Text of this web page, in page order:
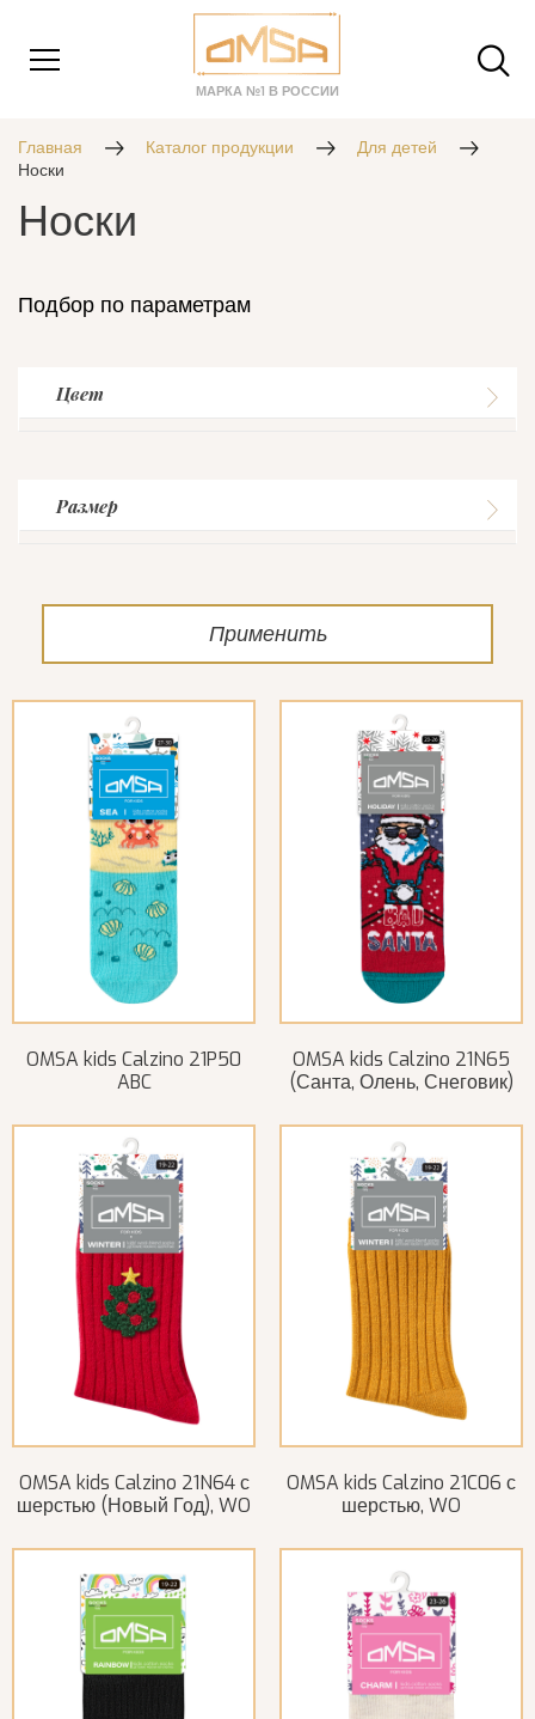
МАРКА №1 В РОССИИ
Главная Каталог продукции
Для детей
Носки
Носки
Подбор по параметрам
Цвет
Размер
Применить
OMSA kids Calzino 21P50
ABC
OMSA kids Calzino 21N65
(Санта, Олень, Снеговик)
OMSA kids Calzino 21N64 с
шерстью (Новый Год), WO
OMSA kids Calzino 21C06 с
шерстью, WO